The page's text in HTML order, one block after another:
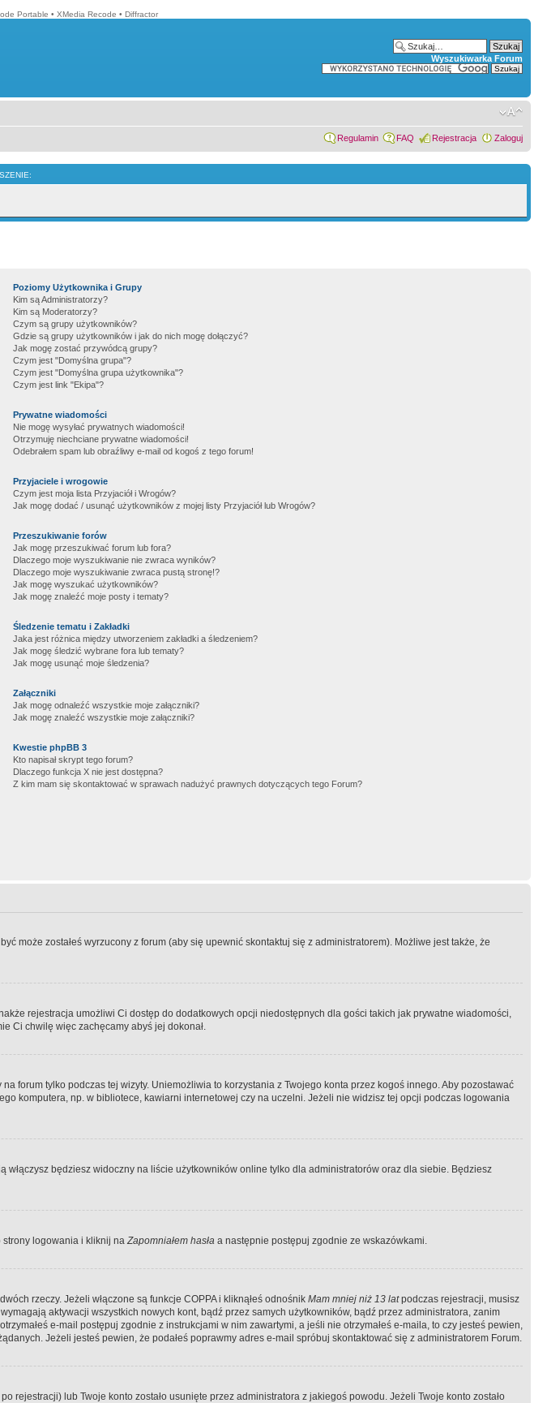
Portable • XMedia Recode • Diffractor
Wyszukiwarka Forum
Regulamin FAQ Rejestracja Zaloguj
Poziomy Użytkownika i Grupy
Kim są Administratorzy?
Kim są Moderatorzy?
Czym są grupy użytkowników?
Gdzie są grupy użytkowników i jak do nich mogę dołączyć?
Jak mogę zostać przywódcą grupy?
Czym jest "Domyślna grupa"?
Czym jest "Domyślna grupa użytkownika"?
Czym jest link "Ekipa"?
Prywatne wiadomości
Nie mogę wysyłać prywatnych wiadomości!
Otrzymuję niechciane prywatne wiadomości!
Odebrałem spam lub obraźliwy e-mail od kogoś z tego forum!
Przyjaciele i wrogowie
Czym jest moja lista Przyjaciół i Wrogów?
Jak mogę dodać / usunąć użytkowników z mojej listy Przyjaciół lub Wrogów?
Przeszukiwanie forów
Jak mogę przeszukiwać forum lub fora?
Dlaczego moje wyszukiwanie nie zwraca wyników?
Dlaczego moje wyszukiwanie zwraca pustą stronę!?
Jak mogę wyszukać użytkowników?
Jak mogę znaleźć moje posty i tematy?
Śledzenie tematu i Zakładki
Jaka jest różnica między utworzeniem zakładki a śledzeniem?
Jak mogę śledzić wybrane fora lub tematy?
Jak mogę usunąć moje śledzenia?
Załączniki
Jak mogę odnaleźć wszystkie moje załączniki?
Jak mogę znaleźć wszystkie moje załączniki?
Kwestie phpBB 3
Kto napisał skrypt tego forum?
Dlaczego funkcja X nie jest dostępna?
Z kim mam się skontaktować w sprawach nadużyć prawnych dotyczących tego Forum?
może zostałeś wyrzucony z forum (aby się upewnić skontaktuj się z administratorem). Możliwe jest także, że
rejestracja umożliwi Ci dostęp do dodatkowych opcji niedostępnych dla gości takich jak prywatne wiadomości,
Ci chwilę więc zachęcamy abyś jej dokonał.
forum tylko podczas tej wizyty. Uniemożliwia to korzystania z Twojego konta przez kogoś innego. Aby pozostawać
komputera, np. w bibliotece, kawiarni internetowej czy na uczelni. Jeżeli nie widzisz tej opcji podczas logowania
będziesz widoczny na liście użytkowników online tylko dla administratorów oraz dla siebie. Będziesz
strony logowania i kliknij naZapomniałem hasła a następnie postępuj zgodnie ze wskazówkami.
rzeczy. Jeżeli włączone są funkcje COPPA i kliknąłeś odnośnik Mam mniej niż 13 latpodczas rejestracji, musisz
aktywacji wszystkich nowych kont, bądź przez samych użytkowników, bądź przez administratora, zanim
e-mail postępuj zgodnie z instrukcjami w nim zawartymi, a jeśli nie otrzymałeś e-maila, to czy jesteś pewien,
Jeżeli jesteś pewien, że podałeś poprawmy adres e-mail spróbuj skontaktować się z administratorem Forum.
rejestracji) lub Twoje konto zostało usunięte przez administratora z jakiegoś powodu. Jeżeli Twoje konto zostało